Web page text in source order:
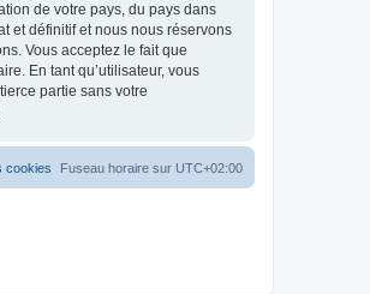
de votre pays, du pays dans
et définitif et nous nous réservons
Vous acceptez le fait que
En tant qu’utilisateur, vous
partie sans votre
Fuseau horaire sur UTC+02:00
cookies